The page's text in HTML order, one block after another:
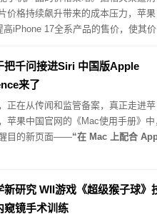
价格持续飙升带来的成本压力，苹果
iPhone 17全系产品的售价，使其价
把千问接进Siri 中国版Apple
来了
正在从传闻和监管备案，真正走进苹
苹果中国官网的《Mac使用手册》中
目的新页面——“在 Mac 上配合
新研究 WII游戏《超级猴子球》
窥镜手术训练